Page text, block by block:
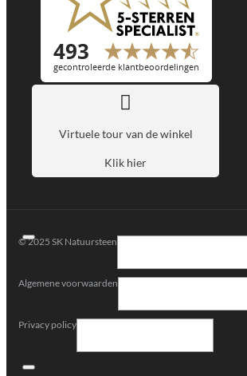
Virtuele tour van de winkel
Klik hier
© 2025 SK Natuursteen
Algemene voorwaarden
Privacy policy